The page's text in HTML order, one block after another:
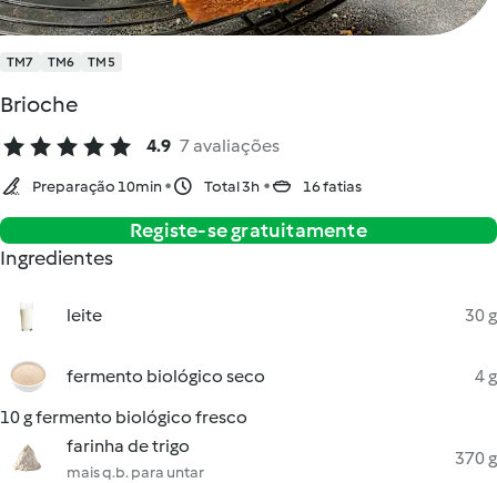
TM7 TM6 TM5
Brioche
4.9 7 avaliações
Preparação 10min Total 3h 16 fatias
Registe-se gratuitamente
Ingredientes
leite 30 g
fermento biológico seco
4 g
10 g fermento biológico fresco
farinha de trigo
mais q.b. para untar
370 g